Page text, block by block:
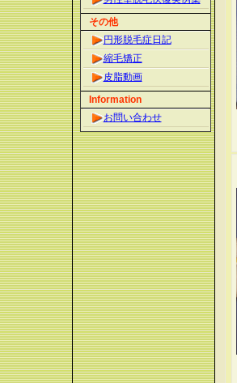
その他
円形脱毛症日記
縮毛矯正
皮脂動画
Information
お問い合わせ